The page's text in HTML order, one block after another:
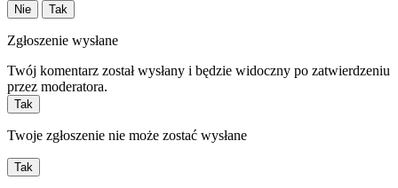
Nie Tak
Zgłoszenie wysłane
Twój komentarz został wysłany i będzie widoczny po zatwierdzeniu
przez moderatora.
Tak
Twoje zgłoszenie nie może zostać wysłane
Tak